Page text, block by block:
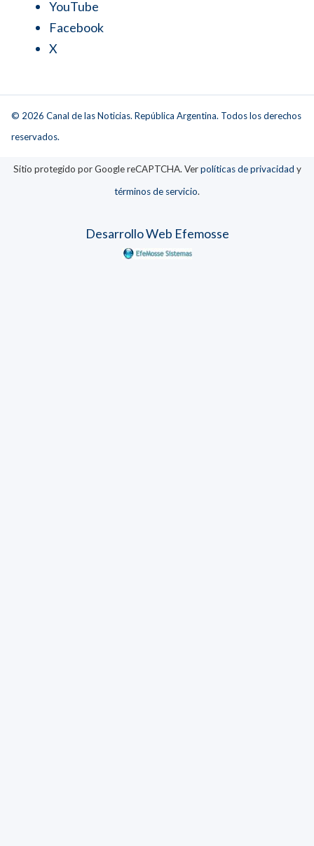
YouTube
Facebook
X
© 2026 Canal de las Noticias. República Argentina. Todos los derechos
reservados.
Sitio protegido por Google reCAPTCHA. Verpolíticas de privacidad y
términos de servicio.
Desarrollo Web Efemosse